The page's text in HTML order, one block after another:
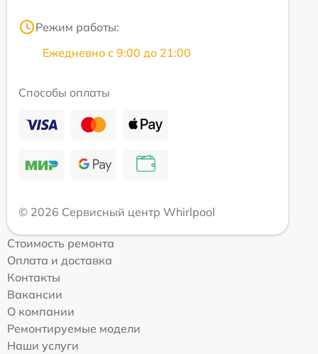
Режим работы:
Ежедневно с 9:00 до 21:00
Способы оплаты
© 2026 Сервисный центр Whirlpool
Стоимость ремонта
Оплата и доставка
Контакты
Вакансии
О компании
Ремонтируемые модели
Наши услуги